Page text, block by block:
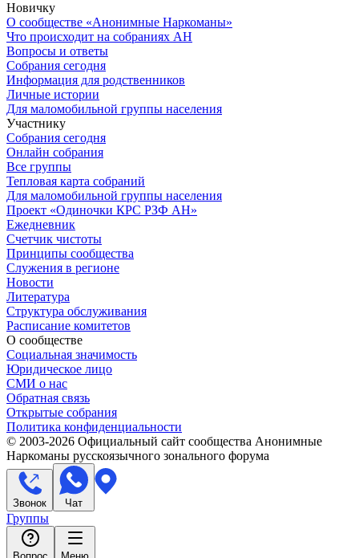
Новичку
О сообществе «Анонимные Наркоманы»
Что происходит на собраниях АН
Вопросы и ответы
Собрания сегодня
Информация для родственников
Личные истории
Для маломобильной группы населения
Участнику
Собрания сегодня
Онлайн собрания
Все группы
Тепловая карта собраний
Для маломобильной группы населения
Проект «Одиночки КРС РЗФ АН»
Ежедневник
Счетчик чистоты
Принципы сообщества
Служения в регионе
Новости
Литература
Структура обслуживания
Расписание комитетов
О сообществе
Социальная значимость
Юридическое лицо
СМИ о нас
Обратная связь
Открытые собрания
Политика конфиденциальности
© 2003-2026 Официальный сайт сообщества Анонимные
Наркоманы русскоязычного зонального форума
Звонок Чат
Группы